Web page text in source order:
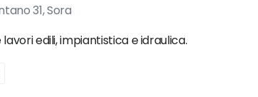
31, Sora
edili, impiantistica e idraulica.